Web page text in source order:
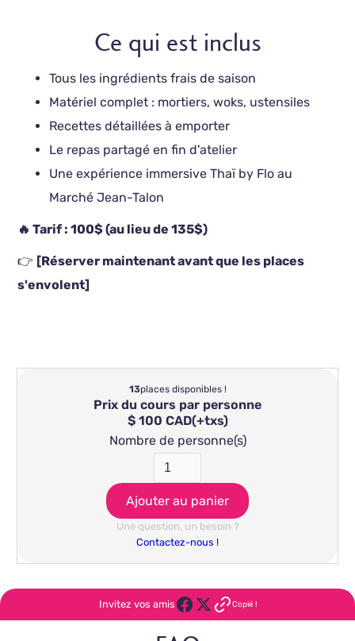
Ce qui est inclus
Tous les ingrédients frais de saison
Matériel complet : mortiers, woks, ustensiles
Recettes détaillées à emporter
Le repas partagé en fin d'atelier
Une expérience immersive Thaï by Flo au
Marché Jean-Talon
🔥 Tarif : 100$ (au lieu de 135$)
👉 [Réserver maintenant avant que les places
s'envolent]
13places disponibles !
Prix du cours par personne
$ 100 CAD(+txs)
Nombre de personne(s)
Une question, un besoin ?
Contactez-nous !
Invitez vos amis Copié !